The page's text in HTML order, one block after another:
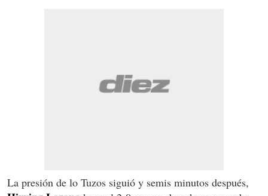
La presión de lo Tuzos siguió y semis minutos después,